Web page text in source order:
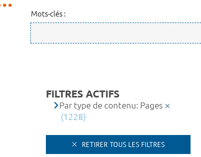
Mots-clés :
FILTRES ACTIFS
Par type de contenu: Pages
(1228)
RETIRER TOUS LES FILTRES